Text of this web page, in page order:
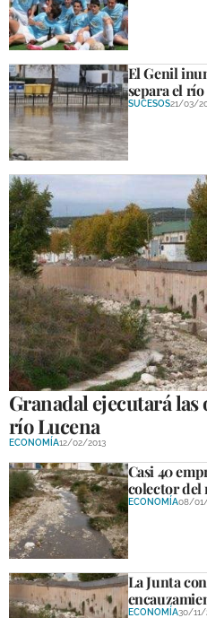
El Genil
separa el
SUCESOS21/03/
Granadal ejecutará
río Lucena
ECONOMÍA12/02/2013
Casi 40
colector del
ECONOMÍA08/01/
La Junta
ECONOMÍA30/11/